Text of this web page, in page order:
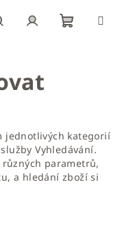
jednotlivých kategorií
Vyhledávání.
parametrů,
a hledání zboží si